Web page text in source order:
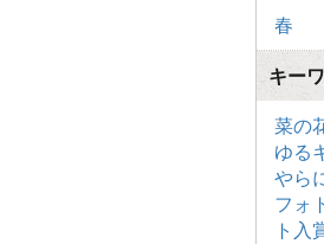
春
キー
菜の
ゆる
やら
フォ
ト入